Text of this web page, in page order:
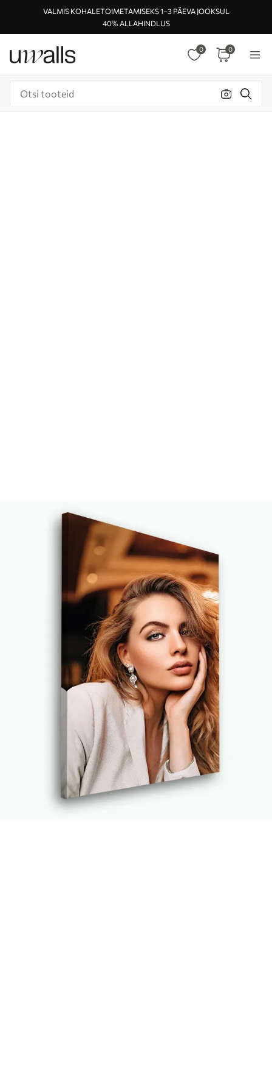
VALMIS KOHALETOIMETAMISEKS 1–3 PÄEVA JOOKSUL
40% ALLAHINDLUS
0 0